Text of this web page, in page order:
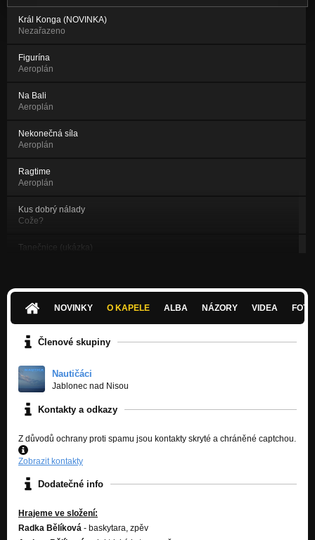
Král Konga (NOVINKA)
Nezařazeno
Figurína
Aeroplán
Na Bali
Aeroplán
Nekonečná síla
Aeroplán
Ragtime
Aeroplán
Kus dobrý nálady
Cože?
Tanečnice (ukázka)
Vlasatice
Cože?
Cože?
NAUTICA
Posedlá (ukázka z 1. CD)
NAUTICA
NOVINKY O KAPELE ALBA NÁZORY VIDEA
Členové skupiny
Nautičáci
Jablonec nad Nisou
Kontakty a odkazy
Z důvodů ochrany proti spamu jsou kontakty skryté a chráněné captchou.
Zobrazit kontakty
Dodatečné info
Hrajeme ve složení:
Radka Bělíková - baskytara, zpěv